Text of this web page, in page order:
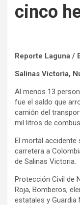
cinco
Reporte Laguna /
Salinas Victoria,
Al menos 13
fue el saldo que
camión del
mil litros de
El mortal accidente
carretera a
de Salinas Victoria.
Protección Civil de
Roja, Bomberos,
estatales y Guardia